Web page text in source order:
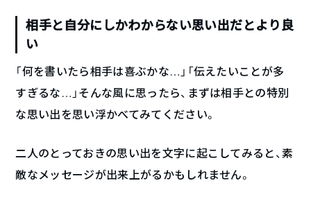
相手と自分にしかわからない思い出だとより良
い
「何を書いたら相手は喜ぶかな…」「伝えたいことが多
すぎるな…」そんな風に思ったら、まずは相手との特別
な思い出を思い浮かべてみてください。
二人のとっておきの思い出を文字に起こしてみると、素
敵なメッセージが出来上がるかもしれません。